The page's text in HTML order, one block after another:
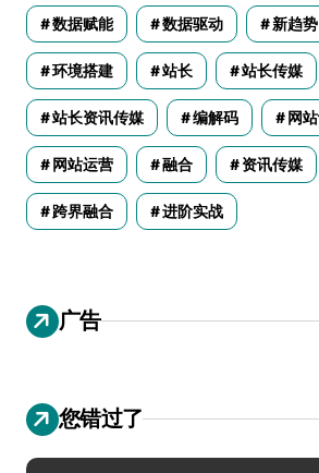
数据赋能 数据驱动 新趋势
环境搭建 站长 站长传媒
站长资讯传媒 编解码 网
网站运营 融合 资讯传媒
跨界融合 进阶实战
广告
您错过了